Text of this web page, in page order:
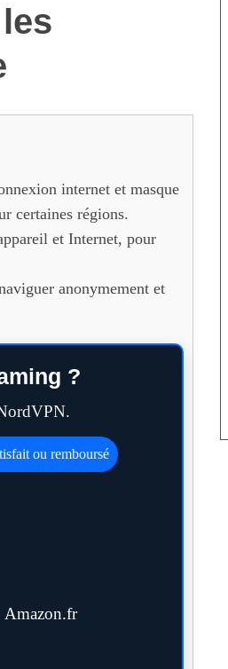
internet et masque
certaines régions.
et Internet, pour
anonymement et
?
ou remboursé
Amazon.fr